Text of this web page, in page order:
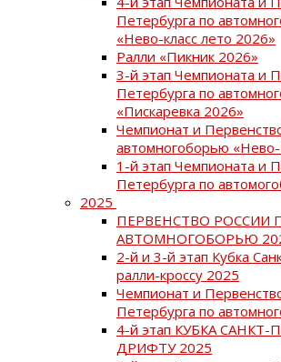
Петербурга по
«Нево-класс лето 2026»
Ралли «Пикник 2026»
3-й этап Чемпионата и
Петербурга по
«Пискаревка 2026»
Чемпионат и
автомногоборью «Нево-
1-й этап Чемпионата и
Петербурга по
2025
ПЕРВЕНСТВО РОССИИ
АВТОМНОГОБОРЬЮ
2-й и 3-й этап Кубка
ралли-кроссу 2025
Чемпионат и
Петербурга по
4-й этап КУБКА
ДРИФТУ 2025